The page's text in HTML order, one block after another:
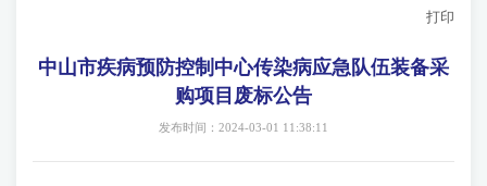
打印
中山市疾病预防控制中心传染病应急队伍装备采
购项目废标公告
发布时间：2024-03-01 11:38:11